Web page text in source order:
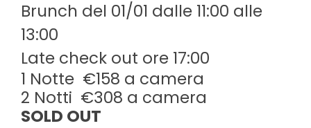
Brunch del 01/01 dalle 11:00 alle
13:00
Late check out ore 17:00
1 Notte €158 a camera
2 Notti €308 a camera
SOLD OUT